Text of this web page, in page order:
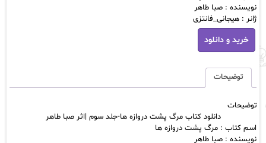
نویسنده : صبا طاهر
ژانر : هیجانی_فانتزی
دانلود
کتاب
مرگ
دروازه
ها-
سوم
اثر
خرید و دانلود
توضیحات
توضیحات
دانلود کتاب مرگ پشت دروازه ها-جلد سوم |اثر صبا طاهر
اسم کتاب : مرگ پشت دروازه ها
نویسنده : صبا طاهر